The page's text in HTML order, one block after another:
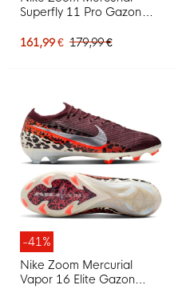
Superfly 11 Pro Gazon
Foot (AG) Noir Vert Vif
161,99 € 179,99 €
-41%
Nike Zoom Mercurial
Vapor 16 Elite Gazon